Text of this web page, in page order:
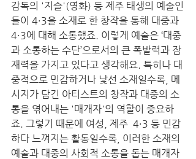
감독의 '지슬'(영화) 등 제주 태생의 예술인
들이 4·3을 소재로 한 창작을 통해 대중과
4·3에 대해 소통했죠. 이렇게 예술은 ‘대중
과 소통하는 수단’으로서의 큰 폭발력과 잠
재력을 가지고 있다고 생각해요. 특히나 대
중적으로 민감하거나 낯선 소재일수록, 메
시지가 담긴 아티스트의 창작과 대중의 소
통을 엮어내는 '매개자'의 역할이 중요하
죠. 그렇기 때문에 여성, 제주  4·3 등 민감
하다 느껴지는 활동일수록, 이러한 소재의
예술과 대중의 사회적 소통을 돕는 매개자